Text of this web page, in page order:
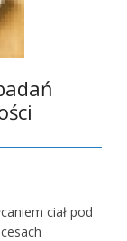
ciał pod